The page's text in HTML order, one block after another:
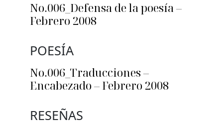
No.006_Defensa de la poesía –
Febrero 2008
POESÍA
No.006_Traducciones –
Encabezado – Febrero 2008
RESEÑAS